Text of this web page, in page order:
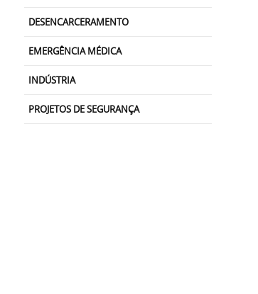
DESENCARCERAMENTO
EMERGÊNCIA MÉDICA
INDÚSTRIA
PROJETOS DE SEGURANÇA